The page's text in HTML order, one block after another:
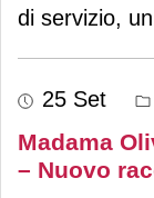
di servizio, un
25 Set
Madama
– Nuovo